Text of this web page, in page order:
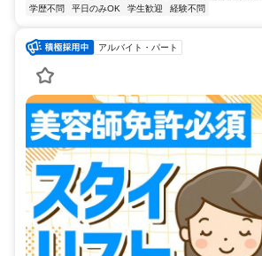
学歴不問
平日のみOK 学生歓迎 経験不問
アルバイト・パート